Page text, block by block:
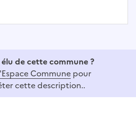
de cette commune ?
Commune pour
cette description..